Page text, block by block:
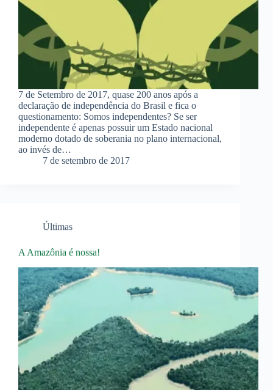
7 de Setembro de 2017, quase 200 anos após a
declaração de independência do Brasil e fica o
questionamento: Somos independentes? Se ser
independente é apenas possuir um Estado nacional
moderno dotado de soberania no plano internacional,
ao invés de…
7 de setembro de 2017
Últimas
A Amazônia é nossa!